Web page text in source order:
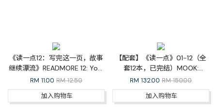
《读一点12：写完这一页，故事
继续漂流》READMORE 12: Your
Story Continues
RM 11.00 RM 12.50
加入购物车
【配套】《读一点》01-12（全
套12本，已完结）MOOK:
READMORE Whole Set
RM 132.00 RM 150.00
加入购物车